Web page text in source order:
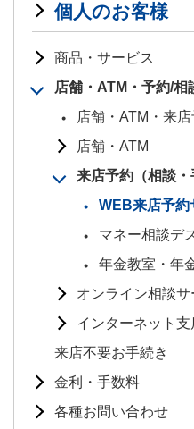
個人のお客様
商品・サービス
店舗・ATM・予約/相
店舗・ATM・来
店舗・ATM
来店予約（相談・
WEB来店予約
マネー相談デ
年金教室・年
オンライン相談サ
インターネット支
来店不要お手続き
金利・手数料
各種お問い合わせ